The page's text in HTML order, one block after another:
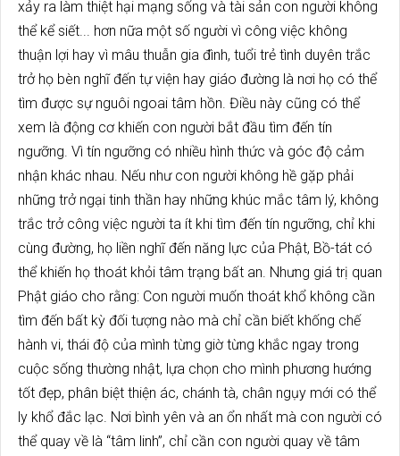
xảy ra làm thiệt hại mạng sống và tài sản con người không
thể kể siết... hơn nữa một số người vì công việc không
thuận lợi hay vì mâu thuẫn gia đình, tuổi trẻ tình duyên trắc
trở họ bèn nghĩ đến tự viện hay giáo đường là nơi họ có thể
tìm được sự nguôi ngoai tâm hồn. Điều này cũng có thể
xem là động cơ khiến con người bắt đầu tìm đến tín
ngưỡng. Vì tín ngưỡng có nhiều hình thức và góc độ cảm
nhận khác nhau. Nếu như con người không hề gặp phải
những trở ngại tinh thần hay những khúc mắc tâm lý, không
trắc trở công việc người ta ít khi tìm đến tín ngưỡng, chỉ khi
cùng đường, họ liền nghĩ đến năng lực của Phật, Bồ-tát có
thể khiến họ thoát khỏi tâm trạng bất an. Nhưng giá trị quan
Phật giáo cho rằng: Con người muốn thoát khổ không cần
tìm đến bất kỳ đối tượng nào mà chỉ cần biết khống chế
hành vi, thái độ của mình từng giờ từng khắc ngay trong
cuộc sống thường nhật, lựa chọn cho mình phương hướng
tốt đẹp, phân biệt thiện ác, chánh tà, chân ngụy mới có thể
ly khổ đắc lạc. Nơi bình yên và an ổn nhất mà con người có
thể quay về là “tâm linh”, chỉ cần con người quay về tâm